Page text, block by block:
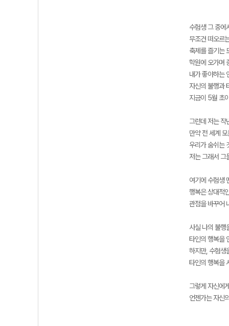
수험생 그 중에
무조건 떠오르
축제를 즐기는
학원에 오가며
내가 좋아하는
자신의 불행과
지금이 5월 초
그런데 저는 작
만약 전 세계
우리가 숨쉬는
저는 그래서 그
여기에 수험생
행복은 상대적
관점을 바꾸어
사실 나의 불행
타인의 행복을
하지만, 수험생
타인의 행복을
그렇게 자신에
언젠가는 자신